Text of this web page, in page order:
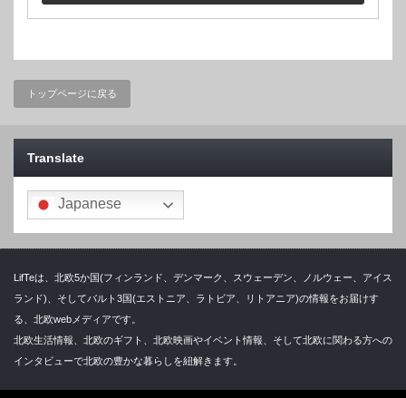
トップページに戻る
Translate
Japanese
LifTeは、北欧5か国(フィンランド、デンマーク、スウェーデン、ノルウェー、アイス
ランド)、そしてバルト3国(エストニア、ラトビア、リトアニア)の情報をお届けす
る、北欧webメディアです。
北欧生活情報、北欧のギフト、北欧映画やイベント情報、そして北欧に関わる方への
インタビューで北欧の豊かな暮らしを紐解きます。